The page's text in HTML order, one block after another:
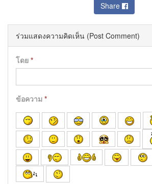
Share
ร่วมแสดงความคิดเห็น (Post Comment)
โดย *
ข้อความ *